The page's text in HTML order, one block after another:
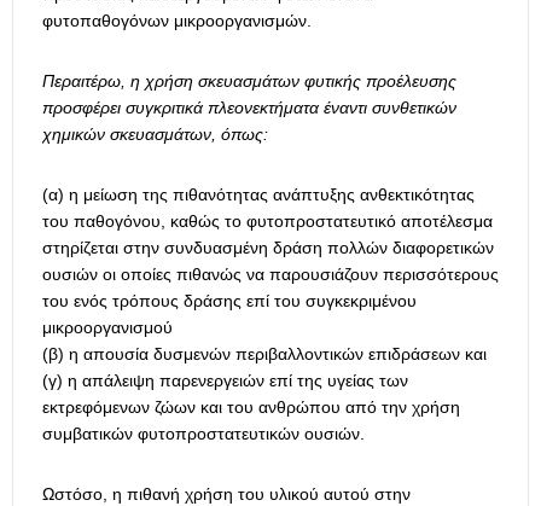
φυτοπαθογόνων μικροοργανισμών.
Περαιτέρω, η χρήση σκευασμάτων φυτικής προέλευσης
προσφέρει συγκριτικά πλεονεκτήματα έναντι συνθετικών
χημικών σκευασμάτων, όπως:
(α) η μείωση της πιθανότητας ανάπτυξης ανθεκτικότητας
του παθογόνου, καθώς το φυτοπροστατευτικό αποτέλεσμα
στηρίζεται στην συνδυασμένη δράση πολλών διαφορετικών
ουσιών οι οποίες πιθανώς να παρουσιάζουν περισσότερους
του ενός τρόπους δράσης επί του συγκεκριμένου
μικροοργανισμού
(β) η απουσία δυσμενών περιβαλλοντικών επιδράσεων και
(γ) η απάλειψη παρενεργειών επί της υγείας των
εκτρεφόμενων ζώων και του ανθρώπου από την χρήση
συμβατικών φυτοπροστατευτικών ουσιών.
Ωστόσο, η πιθανή χρήση του υλικού αυτού στην